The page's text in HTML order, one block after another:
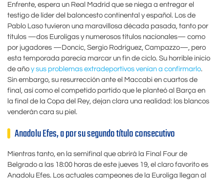
Enfrente, espera un Real Madrid que se niega a entregar el
testigo de líder del baloncesto continental y español. Los de
Pablo Laso tuvieron una maravillosa década pasada, tanto por
títulos —dos Euroligas y numerosos títulos nacionales— como
por jugadores —Doncic, Sergio Rodríguez, Campazzo—, pero
esta temporada parecía marcar un fin de ciclo. Su horrible inicio
de año y sus problemas extradeportivos venían a confirmarlo.
Sin embargo, su resurrección ante el Maccabi en cuartos de
final, así como el competido partido que le planteó al Barça en
la final de la Copa del Rey, dejan clara una realidad: los blancos
venderán cara su piel.
Anadolu Efes, a por su segundo título consecutivo
Mientras tanto, en la semifinal que abrirá la Final Four de
Belgrado a las 18:00 horas de este jueves 19, el claro favorito es
Anadolu Efes. Los actuales campeones de la Euroliga llegan al